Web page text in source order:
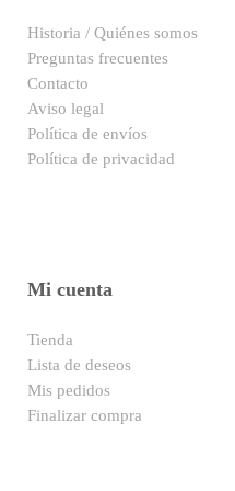
Historia / Quiénes somos
Preguntas frecuentes
Contacto
Aviso legal
Política de envíos
Política de privacidad
Mi cuenta
Tienda
Lista de deseos
Mis pedidos
Finalizar compra